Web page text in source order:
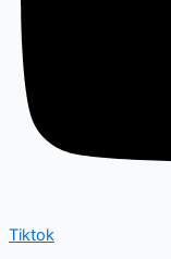
Tiktok